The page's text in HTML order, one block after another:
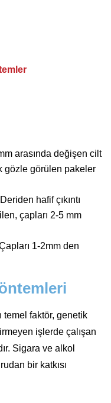
arasında değişen cilt
gözle görülen pakeler
Deriden hafif çıkıntı
çapları 2-5 mm
1-2mm den
faktör, genetik
işlerde çalışan
Sigara ve alkol
bir katkısı